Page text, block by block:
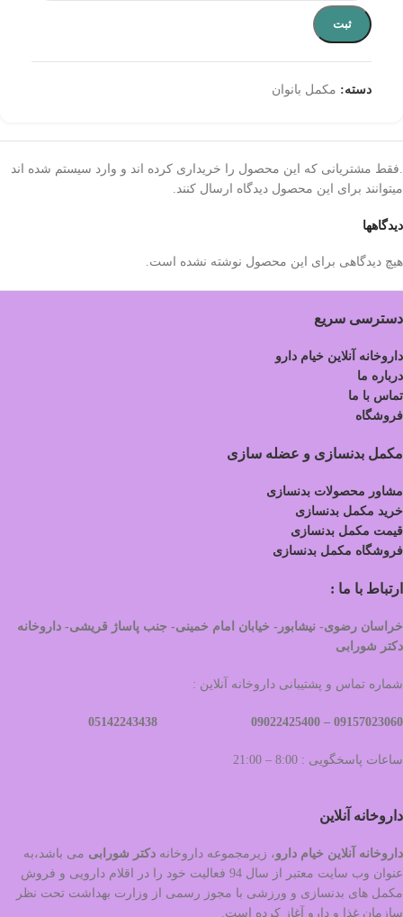
ثبت
دسته: مکمل بانوان
دیدگاهها
هیچ دیدگاهی برای این محصول نوشته نشده است.
.فقط مشتریانی که این محصول را خریداری کرده اند و وارد سیستم شده اند
میتوانند برای این محصول دیدگاه ارسال کنند.
دسترسی سریع
داروخانه آنلاین خیام دارو
درباره ما
تماس با ما
فروشگاه
مکمل بدنسازی و عضله سازی
مشاور محصولات بدنسازی
خرید مکمل بدنسازی
قیمت مکمل بدنسازی
فروشگاه مکمل بدنسازی
ارتباط با ما :
خراسان رضوی- نیشابور- خیابان امام خمینی- جنب پاساژ قریشی- داروخانه
دکتر شورابی
شماره تماس و پشتیبانی داروخانه آنلاین :
09157023060 –
ساعات پاسخگویی : 8:00 – 21:00
داروخانه آنلاین
داروخانه آنلاین خیام دارو، زیرمجموعه داروخانه دکتر شورابی می باشد،به
عنوان وب سایت معتبر از سال 94 فعالیت خود را در اقلام دارویی و فروش
مکمل های بدنسازی و ورزشی با مجوز رسمی از وزارت بهداشت تحت نظر
سازمان غذا و دارو آغاز کرده است.